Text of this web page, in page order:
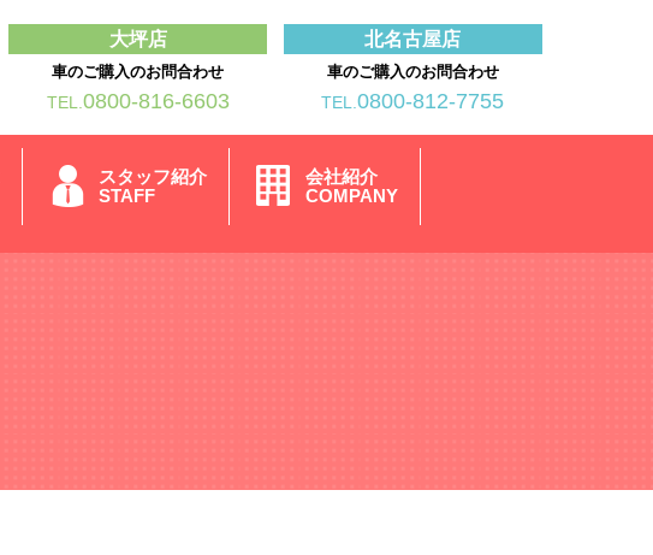
大坪店
車のご購入のお問合わせ
TEL. 0800-816-6603
北名古屋店
車のご購入のお問合わせ
TEL.0800-812-7755
スタッフ紹介
STAFF
会社紹介
COMPANY